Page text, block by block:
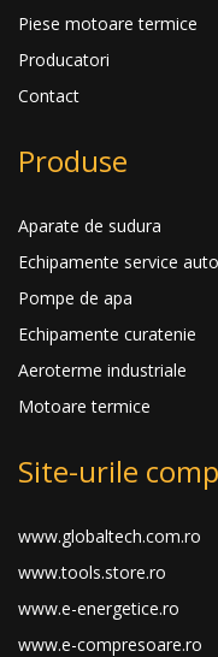
Piese motoare termice
Producatori
Contact
Produse
Aparate de sudura
Echipamente service auto
Pompe de apa
Echipamente curatenie
Aeroterme industriale
Motoare termice
Site-urile
www.globaltech.com.ro
www.tools.store.ro
www.e-energetice.ro
www.e-compresoare.ro